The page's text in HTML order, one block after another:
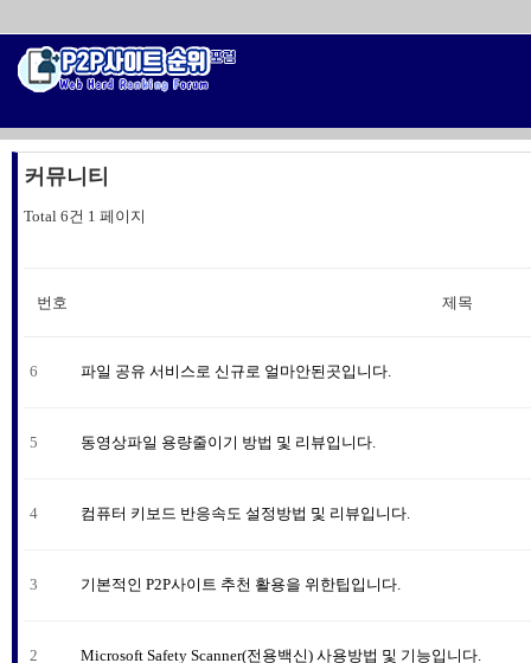
커뮤니티
Total 6건 1 페이지
번호 제목
6 파일 공유 서비스로 신규로 얼마안된곳입니다.
5 동영상파일 용량줄이기 방법 및 리뷰입니다.
4 컴퓨터 키보드 반응속도 설정방법 및 리뷰입니다.
3 기본적인 P2P사이트 추천 활용을 위한팁입니다.
2 Microsoft Safety Scanner(전용백신) 사용방법 및 기능입니다.